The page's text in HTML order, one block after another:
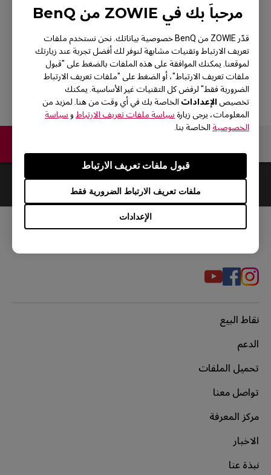
مرحباً بك في ZOWIE من BenQ
قدّر ZOWIE من BenQ خصوصية بياناتك. نحن نستخدم ملفات
تعريف الارتباط وتقنيات مشابهة لنوفر لك أفضل تجربة عند زيارتك
لموقعنا. يمكنك الموافقة على هذه الملفات بالضغط على "قبول
ملفات تعريف الارتباط"، أو الضغط على "ملفات تعريف الارتباط
الضرورية فقط" لرفض كل التقنيات غير الأساسية. يمكنك
تخصيص الإعدادات الخاصة بك في أي وقت من هنا. لمزيد من
المعلومات، يرجى زيارة سياسة ملفات تعريف الارتباط و سياسة
الخصوصية الخاصة بنا.
الإعدادات
ملفات تعريف الارتباط الضرورية فقط
قبول ملفات تعريف الارتباط
ZOWIE XH250 - درع
لشاشة XL-K
الرجوع إلى المنتجات
0 Results
Default
نقاط البيع
الدعم
تحميل الملفات
تواصل معنا
مركز المعرفة
الاخبار
نبذة عنا